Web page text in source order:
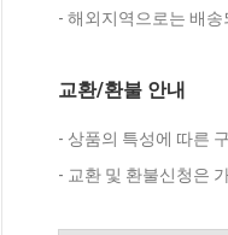
- 해외지역으로는 배송
교환/환불 안내
- 상품의 특성에 따른
- 교환 및 환불신청은